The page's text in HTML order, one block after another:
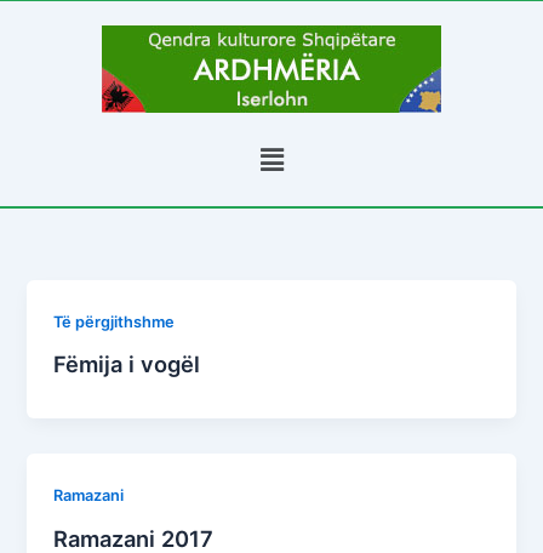
Menu
Të përgjithshme
Fëmija i vogël
Ramazani
Ramazani 2017